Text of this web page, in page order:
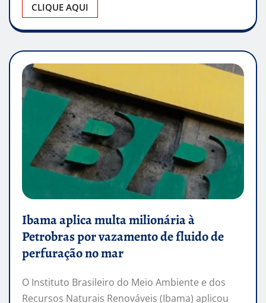
CLIQUE AQUI
Ibama aplica multa milionária à
Petrobras por vazamento de fluido de
perfuração no mar
O Instituto Brasileiro do Meio Ambiente e dos
Recursos Naturais Renováveis (Ibama) aplicou